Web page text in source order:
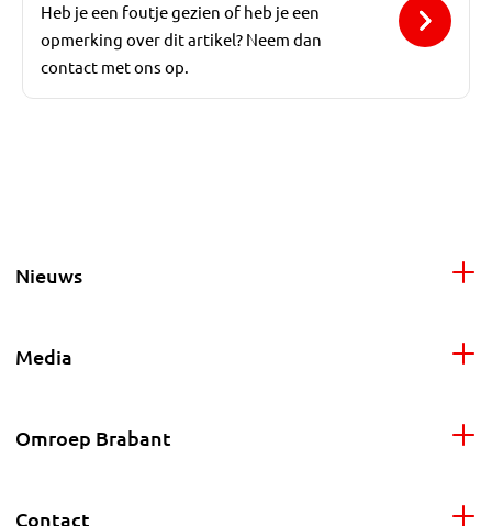
Heb je een foutje gezien of heb je een
opmerking over dit artikel? Neem dan
contact met ons op.
Nieuws
Media
Omroep Brabant
Contact